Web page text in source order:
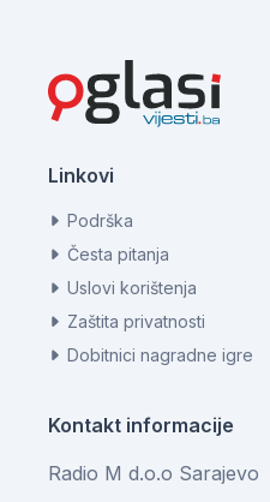
Linkovi
Podrška
Česta pitanja
Uslovi korištenja
Zaštita privatnosti
Dobitnici nagradne igre
Kontakt informacije
Radio M d.o.o Sarajevo